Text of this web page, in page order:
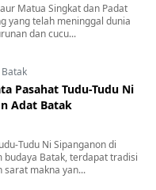
Matua Singkat dan Padat
yang telah meninggal dunia
dan cucu...
Pasahat Tudu-Tudu Ni
Adat Batak
Tudu Ni Sipanganon di
budaya Batak, terdapat tradisi
sarat makna yan...